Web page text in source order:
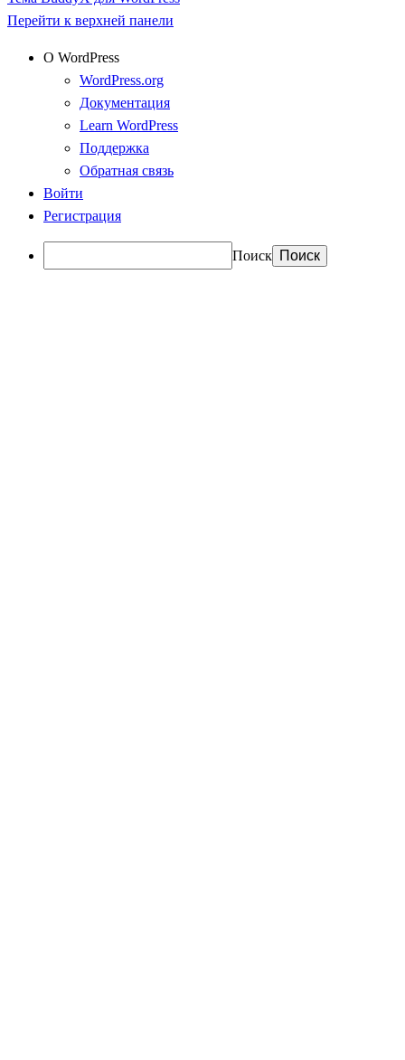
Перейти к верхней панели
О WordPress
WordPress.org
Документация
Learn WordPress
Поддержка
Обратная связь
Войти
Регистрация
Поиск